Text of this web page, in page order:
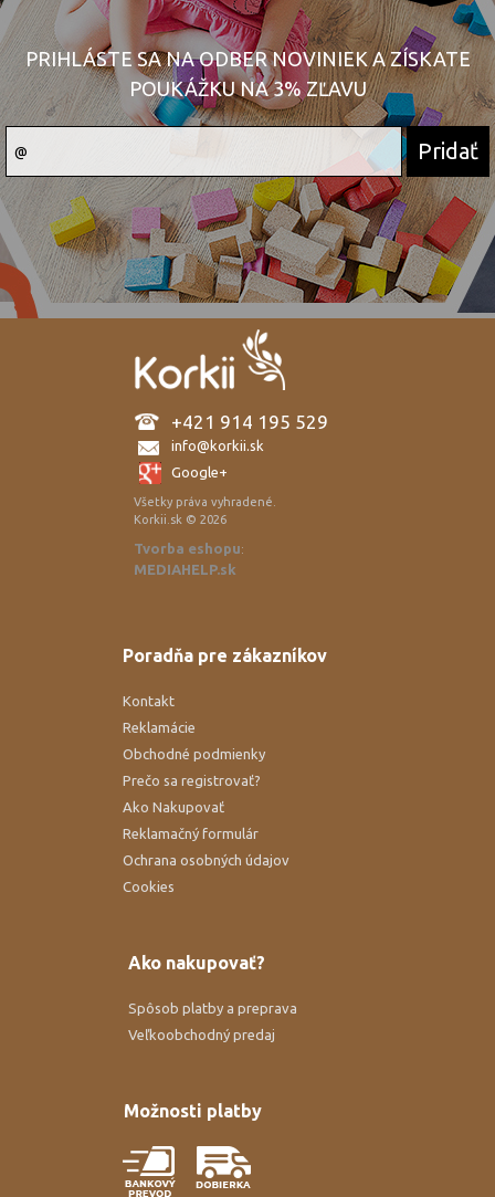
PRIHLÁSTE SA NA ODBER NOVINIEK A ZÍSKATE
POUKÁŽKU NA 3% ZĽAVU
+421 914 195 529
info@korkii.sk
Google+
Všetky práva vyhradené.
Korkii.sk © 2026
Tvorba eshopu:
MEDIAHELP.sk
Poradňa pre zákazníkov
Kontakt
Reklamácie
Obchodné podmienky
Prečo sa registrovať?
Ako Nakupovať
Reklamačný formulár
Ochrana osobných údajov
Cookies
Ako nakupovať?
Spôsob platby a preprava
Veľkoobchodný predaj
Možnosti platby